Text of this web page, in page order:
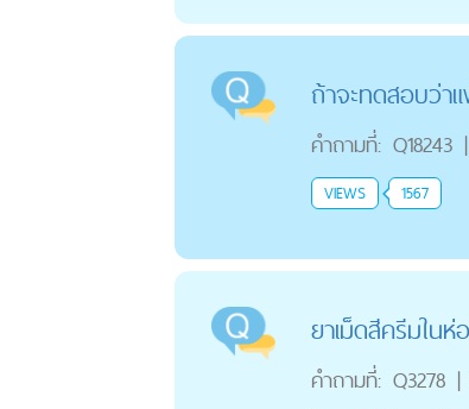
ถ้าจะทดสอบว่า
คำถามที่: Q18243 |
VIEWS 1567
ยาเม็ดสีครีมในห่
คำถามที่: Q3278 |